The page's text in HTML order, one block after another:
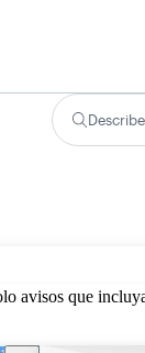
avisos que